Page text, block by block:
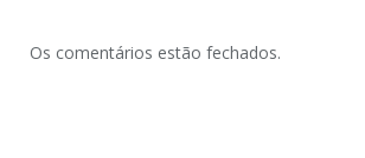
Os comentários estão fechados.